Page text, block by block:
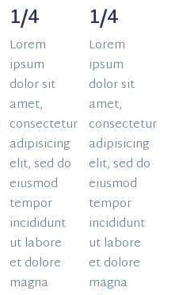
1/4
Lorem
ipsum
dolor sit
amet,
consectetur
adipisicing
elit, sed do
eiusmod
tempor
incididunt
ut labore
et dolore
magna
1/4
Lorem
ipsum
dolor sit
amet,
consectetur
adipisicing
elit, sed do
eiusmod
tempor
incididunt
ut labore
et dolore
magna